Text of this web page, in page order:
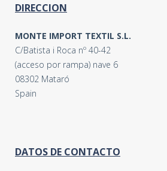
DIRECCION
MONTE IMPORT TEXTIL S.L.
C/Batista i Roca nº 40-42
(acceso por rampa) nave 6
08302 Mataró
Spain
DATOS DE CONTACTO